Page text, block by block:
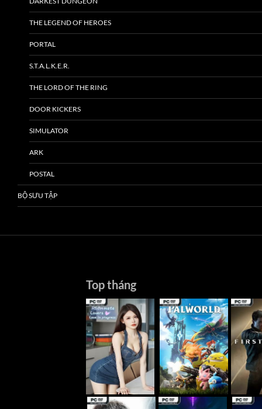
THE LEGEND OF HEROES
PORTAL
S.T.A.L.K.E.R.
THE LORD OF THE RING
DOOR KICKERS
SIMULATOR
ARK
POSTAL
BỘ SƯU TẬP
Top tháng